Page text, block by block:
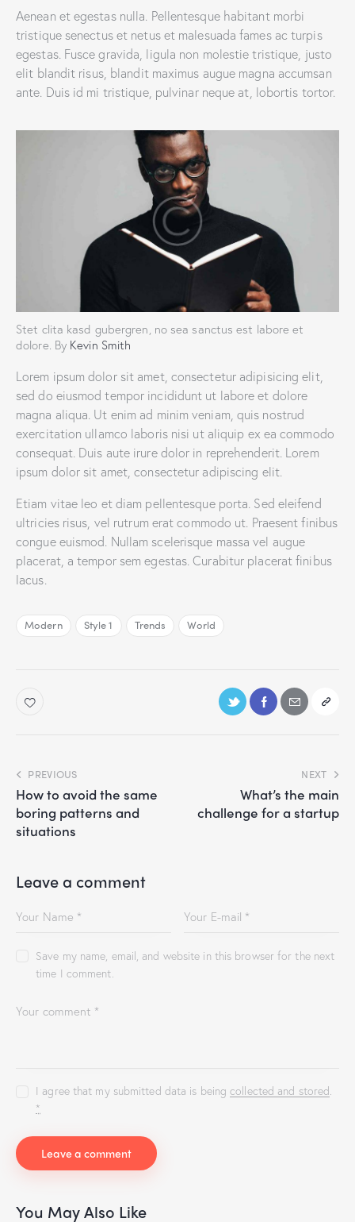
Aenean et egestas nulla. Pellentesque habitant morbi
tristique senectus et netus et malesuada fames ac turpis
egestas. Fusce gravida, ligula non molestie tristique, justo
elit blandit risus, blandit maximus augue magna accumsan
ante. Duis id mi tristique, pulvinar neque at, lobortis tortor.
Stet clita kasd gubergren, no sea sanctus est labore et
dolore. By Kevin Smith
Lorem ipsum dolor sit amet, consectetur adipisicing elit,
sed do eiusmod tempor incididunt ut labore et dolore
magna aliqua. Ut enim ad minim veniam, quis nostrud
exercitation ullamco laboris nisi ut aliquip ex ea commodo
consequat. Duis aute irure dolor in reprehenderit. Lorem
ipsum dolor sit amet, consectetur adipiscing elit.
Etiam vitae leo et diam pellentesque porta. Sed eleifend
ultricies risus, vel rutrum erat commodo ut. Praesent finibus
congue euismod. Nullam scelerisque massa vel augue
placerat, a tempor sem egestas. Curabitur placerat finibus
lacus.
Modern Style 1 Trends World
PREVIOUS
How to avoid the same
boring patterns and
situations
NEXT
What’s the main
challenge for a startup
Leave a comment
Save my name, email, and website in this browser for the next
time I comment.
I agree that my submitted data is beingcollected and stored.
*
You May Also Like